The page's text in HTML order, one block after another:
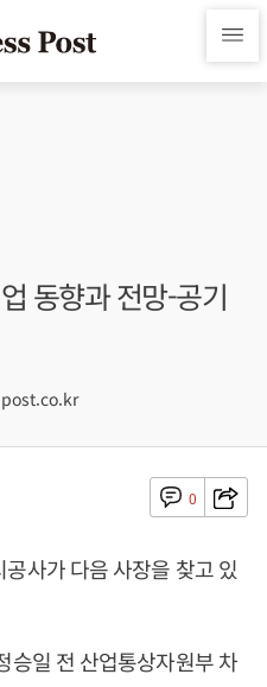
동향과 전망-공기
0
사가 다음 사장을 찾고 있
승일 전 산업통상자원부 차